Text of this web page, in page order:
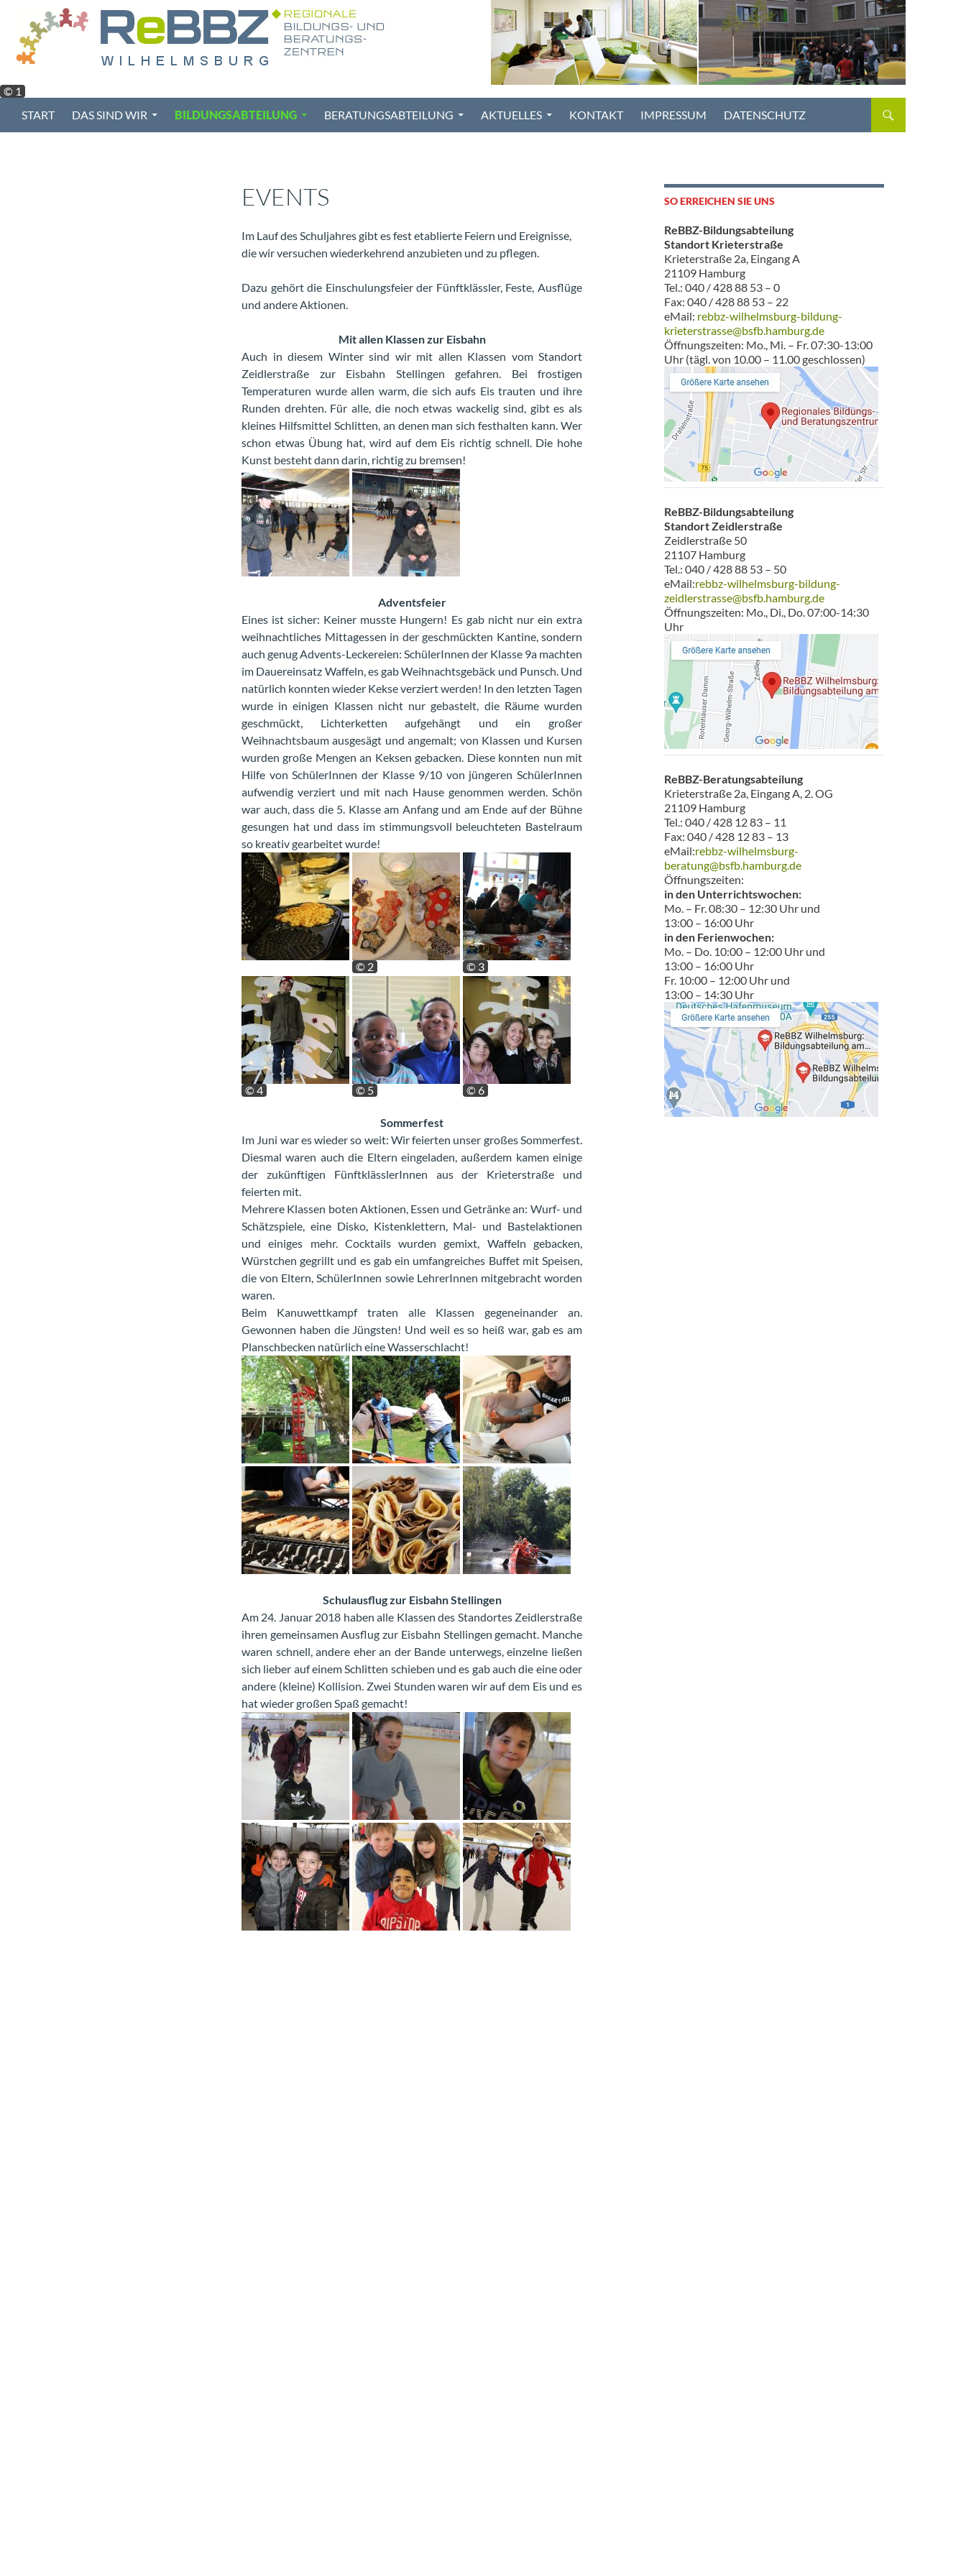
springen
© 1
START DAS SIND WIR BILDUNGSABTEILUNG BERATUNGSABTEILUNG AKTUELLES KONTAKT IMPRESSUM DATENSCHUTZ
EVENTS
Im Lauf des Schuljahres gibt es fest etablierte Feiern und Ereignisse,
die wir versuchen wiederkehrend anzubieten und zu pflegen.
Dazu gehört die Einschulungsfeier der Fünftklässler, Feste, Ausflüge
und andere Aktionen.
Mit allen Klassen zur Eisbahn
Auch in diesem Winter sind wir mit allen Klassen vom Standort
Zeidlerstraße zur Eisbahn Stellingen gefahren. Bei frostigen
Temperaturen wurde allen warm, die sich aufs Eis trauten und ihre
Runden drehten. Für alle, die noch etwas wackelig sind, gibt es als
kleines Hilfsmittel Schlitten, an denen man sich festhalten kann. Wer
schon etwas Übung hat, wird auf dem Eis richtig schnell. Die hohe
Kunst besteht dann darin, richtig zu bremsen!
Adventsfeier
Eines ist sicher: Keiner musste Hungern! Es gab nicht nur ein extra
weihnachtliches Mittagessen in der geschmückten Kantine, sondern
auch genug Advents-Leckereien: SchülerInnen der Klasse 9a machten
im Dauereinsatz Waffeln, es gab Weihnachtsgebäck und Punsch. Und
natürlich konnten wieder Kekse verziert werden! In den letzten Tagen
wurde in einigen Klassen nicht nur gebastelt, die Räume wurden
geschmückt, Lichterketten aufgehängt und ein großer
Weihnachtsbaum ausgesägt und angemalt; von Klassen und Kursen
wurden große Mengen an Keksen gebacken. Diese konnten nun mit
Hilfe von SchülerInnen der Klasse 9/10 von jüngeren SchülerInnen
aufwendig verziert und mit nach Hause genommen werden. Schön
war auch, dass die 5. Klasse am Anfang und am Ende auf der Bühne
gesungen hat und dass im stimmungsvoll beleuchteten Bastelraum
so kreativ gearbeitet wurde!
© 2 © 3
© 4 © 5 © 6
Sommerfest
Im Juni war es wieder so weit: Wir feierten unser großes Sommerfest.
Diesmal waren auch die Eltern eingeladen, außerdem kamen einige
der zukünftigen FünftklässlerInnen aus der Krieterstraße und
feierten mit.
Mehrere Klassen boten Aktionen, Essen und Getränke an: Wurf- und
Schätzspiele, eine Disko, Kistenklettern, Mal- und Bastelaktionen
und einiges mehr. Cocktails wurden gemixt, Waffeln gebacken,
Würstchen gegrillt und es gab ein umfangreiches Buffet mit Speisen,
die von Eltern, SchülerInnen sowie LehrerInnen mitgebracht worden
waren.
Beim Kanuwettkampf traten alle Klassen gegeneinander an.
Gewonnen haben die Jüngsten! Und weil es so heiß war, gab es am
Planschbecken natürlich eine Wasserschlacht!
Schulausflug zur Eisbahn Stellingen
Am 24. Januar 2018 haben alle Klassen des Standortes Zeidlerstraße
ihren gemeinsamen Ausflug zur Eisbahn Stellingen gemacht. Manche
waren schnell, andere eher an der Bande unterwegs, einzelne ließen
sich lieber auf einem Schlitten schieben und es gab auch die eine oder
andere (kleine) Kollision. Zwei Stunden waren wir auf dem Eis und es
hat wieder großen Spaß gemacht!
SO ERREICHEN SIE UNS
ReBBZ-Bildungsabteilung
Standort Krieterstraße
Krieterstraße 2a, Eingang A
21109 Hamburg
Tel.: 040 / 428 88 53 – 0
Fax: 040 / 428 88 53 – 22
eMail: rebbz-wilhelmsburg-bildung-
krieterstrasse@bsfb.hamburg.de
Öffnungszeiten: Mo., Mi. – Fr. 07:30-13:00
Uhr (tägl. von 10.00 – 11.00 geschlossen)
ReBBZ-Bildungsabteilung
Standort Zeidlerstraße
Zeidlerstraße 50
21107 Hamburg
Tel.: 040 / 428 88 53 – 50
eMail:rebbz-wilhelmsburg-bildung-
zeidlerstrasse@bsfb.hamburg.de
Öffnungszeiten: Mo., Di., Do. 07:00-14:30
Uhr
ReBBZ-Beratungsabteilung
Krieterstraße 2a, Eingang A, 2. OG
21109 Hamburg
Tel.: 040 / 428 12 83 – 11
Fax: 040 / 428 12 83 – 13
eMail:rebbz-wilhelmsburg-
beratung@bsfb.hamburg.de
Öffnungszeiten:
in den Unterrichtswochen:
Mo. – Fr. 08:30 – 12:30 Uhr und
13:00 – 16:00 Uhr
in den Ferienwochen:
Mo. – Do. 10:00 – 12:00 Uhr und
13:00 – 16:00 Uhr
Fr. 10:00 – 12:00 Uhr und
13:00 – 14:30 Uhr